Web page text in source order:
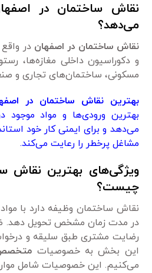
نقاش ساختمان در
می‌دهد؟
نقاش ساختمان در اصفهان در
و دکوراسیون داخلی مغازه‌ها،
مسکونی، ساختمان‌های تجاری و
بهترین نقاش ساختمان در
بهترین ورودی‌ها و مواد موجود
می‌دهد و برای ایمنی کار خود
مشاغل پرخطر را رعایت می‌کند.
ویژگی‌های بهترین نقاش
چیست؟
نقاش ساختمان وظیفه دارد با
در مدت زمان مشخص تحویل دهد.
رضایت مشتری طبق سلیقه و
این بخش به خصوصیات
می‌کنیم. این خصوصیات شامل